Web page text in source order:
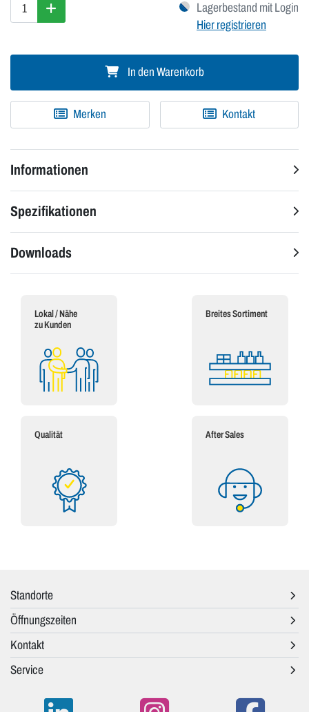
Lagerbestand mit Login
Hier registrieren
In den Warenkorb
Merken Kontakt
Informationen
Spezifikationen
Downloads
Lokal / Nähe
zu Kunden
Breites Sortiment
Qualität After Sales
Standorte
Öffnungszeiten
Kontakt
Service